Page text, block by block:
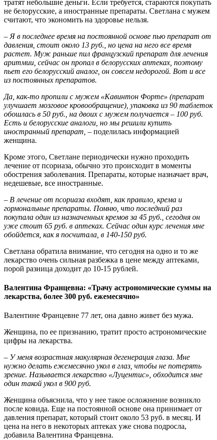
тратят небольшие деньги. Если требуется, стараются покупать
не белорусские, а иностранные препараты. Светлана с мужем
считают, что экономить на здоровье нельзя.
– Я в последнее время на постоянной основе пью препарат от
давления, стоит около 13 руб., но цена на него все время
растет. Муж раньше пил французский препарат для лечения
аритмии, сейчас он пропал в белорусских аптеках, поэтому
пьет его белорусский аналог, он совсем недорогой. Вот и все
из постоянных препаратов.
Да, как-то пропили с мужем «Кавинтон Форте» (препарат
улучшает мозговое кровообращение), упаковка из 90 таблеток
обошлась в 50 руб., на двоих с мужем получается – 100 руб.
Есть и белорусские аналоги, но мы решили купить
иностранный препарат, – поделилась информацией
женщина.
Кроме этого, Светлане периодически нужно проходить
лечение от псориаза, обычно это происходит в моменты
обострения заболевания. Препараты, которые назначает врач,
недешевые, все иностранные.
– В лечение от псориаза входят, как правило, крема и
гормональные препараты. Помню, что последний раз
покупала один из назначенных кремов за 45 руб., сегодня он
уже стоит 65 руб. в аптеках. Сейчас один курс лечения мне
обойдется, как я посчитала, в 140-150 руб.
Светлана обратила внимание, что сегодня на одно и то же
лекарство очень сильная разбежка в цене между аптеками,
порой разница доходит до 10-15 рублей.
Валентина Францевна: «Трачу астрономические суммы на
лекарства, более 300 руб. ежемесячно»
Валентине Францевне 77 лет, она давно живет без мужа.
Женщина, по ее признанию, тратит просто астрономические
цифры на лекарства.
– У меня возрастная макулярная дегенерация глаза. Мне
нужно делать ежемесячно укол в глаз, чтобы не потерять
зрение. Называется лекарство «Луцентис», обходится мне
один такой укол в 900 руб.
Женщина объяснила, что у нее такое осложнение возникло
после ковида. Еще на постоянной основе она принимает от
давления препарат, который стоит около 53 руб. в месяц. И
цена на него в некоторых аптеках уже снова подросла,
добавила Валентина Францевна.